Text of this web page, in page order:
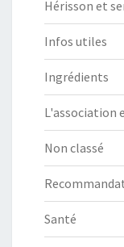
Hérisson et
Infos utiles
Ingrédients
L'association
Non classé
Santé